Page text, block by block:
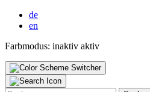
de
en
Farbmodus: inaktiv aktiv